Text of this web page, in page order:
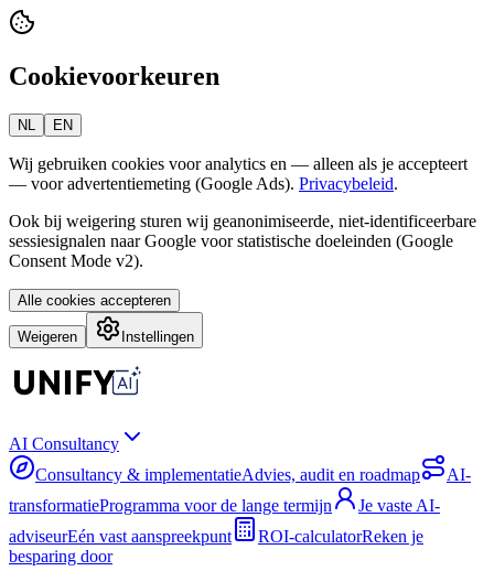
Cookievoorkeuren
NL EN
Wij gebruiken cookies voor analytics en — alleen als je accepteert
— voor advertentiemeting (Google Ads). Privacybeleid.
Ook bij weigering sturen wij geanonimiseerde, niet-identificeerbare
sessiesignalen naar Google voor statistische doeleinden (Google
Consent Mode v2).
Alle cookies accepteren
Weigeren Instellingen
AI Consultancy
Consultancy & implementatieAdvies, audit en roadmap
AI-
transformatieProgramma voor de lange termijn
Je vaste AI-
adviseurEén vast aanspreekpunt ROI-calculatorReken je
besparing door